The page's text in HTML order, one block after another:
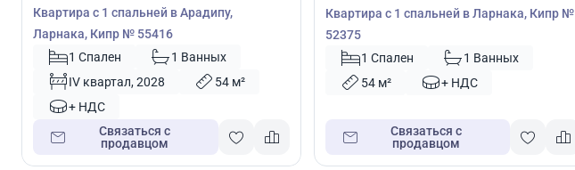
Квартира с 1 спальней в Арадипу,
Ларнака, Кипр № 55416
1 Спален
1 Ванных
IV квартал, 2028
54 м²
+ НДС
Связаться с
продавцом
Квартира с 1 спальней в Ларнака, Кипр №
52375
1 Спален
1 Ванных
54 м²
+ НДС
Связаться с
продавцом